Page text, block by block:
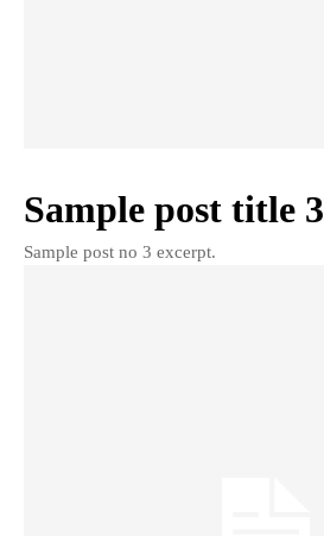
Sample post title 3
Sample post no 3 excerpt.